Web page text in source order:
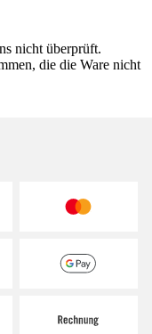
nicht überprüft.
die die Ware nicht